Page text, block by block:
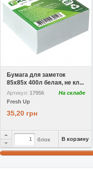
Бумага для заметок
85х85х 400л белая, не кл...
Артикул: 17956
На складе
Fresh Up
35,20 грн
блок В корзину